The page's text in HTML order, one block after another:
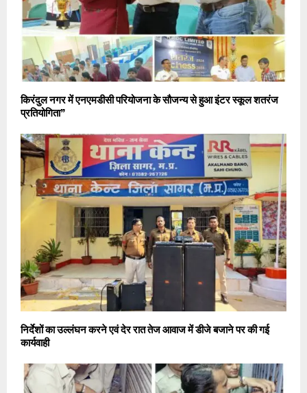
किरंदुल नगर में एनएमडीसी परियोजना के सौजन्य से हुआ इंटर स्कूल शतरंज
प्रतियोगिता”
निर्देशों का उल्लंघन करने एवं देर रात तेज आवाज में डीजे बजाने पर की गई
कार्यवाही